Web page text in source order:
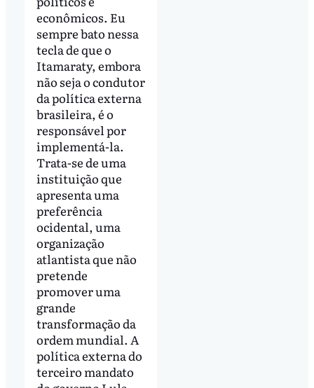
econômicos. Eu
sempre bato nessa
tecla de que o
Itamaraty, embora
não seja o condutor
da política externa
brasileira, é o
responsável por
implementá-la.
Trata-se de uma
instituição que
apresenta uma
preferência
ocidental, uma
organização
atlantista que não
pretende
promover uma
grande
transformação da
ordem mundial. A
política externa do
terceiro mandato